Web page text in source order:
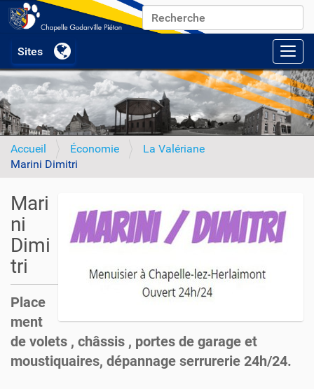
Chercher par
Recherche avancée…
Accueil Économie
La Valériane
Marini Dimitri
Mari
ni
Dimi
tri
Place
ment
de volets , châssis , portes de garage et
moustiquaires, dépannage serrurerie 24h/24.